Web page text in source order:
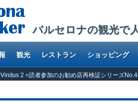
バルセロナの観光で
観光 レストラン ショッピング
Vinitus 2 =読者参加のお勧め店再検証シリーズ